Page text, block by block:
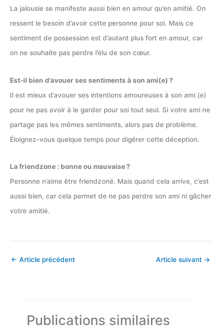
La jalousie se manifeste aussi bien en amour qu’en amitié. On
ressent le besoin d’avoir cette personne pour soi. Mais ce
sentiment de possession est d’autant plus fort en amour, car
on ne souhaite pas perdre l’élu de son cœur.
Est-il bien d’avouer ses sentiments à son ami(e) ?
Il est mieux d’avouer ses intentions amoureuses à son ami (e)
pour ne pas avoir à le garder pour soi tout seul. Si votre ami ne
partage pas les mêmes sentiments, alors pas de problème.
Éloignez-vous quelque temps pour digérer cette déception.
La friendzone : bonne ou mauvaise ?
Personne n’aime être friendzoné. Mais quand cela arrive, c’est
aussi bien, car cela permet de ne pas perdre son ami ni gâcher
votre amitié.
← Article précédent Article suivant →
Publications similaires